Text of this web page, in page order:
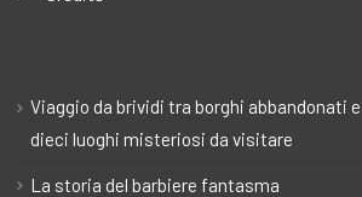
Viaggio da brividi tra borghi abbandonati
dieci luoghi misteriosi da visitare
La storia del barbiere fantasma